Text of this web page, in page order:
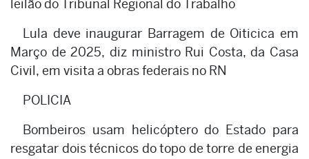
leilão do Tribunal Regional do Trabalho
Lula deve inaugurar Barragem de Oiticica em
Março de 2025, diz ministro Rui Costa, da Casa
Civil, em visita a obras federais no RN
POLICIA
Bombeiros usam helicóptero do Estado para
resgatar dois técnicos do topo de torre de energia